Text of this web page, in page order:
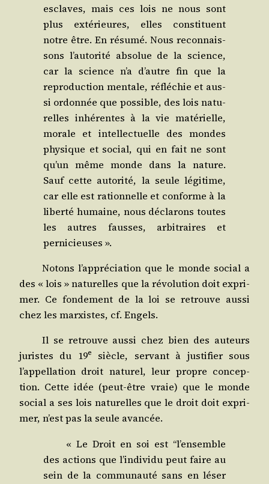
esclaves, mais ces lois ne nous sont
plus exté­rieures, elles consti­tuent
notre être. En résu­mé. Nous recon­nais­
sons l’autorité abso­lue de la science,
car la science n’a d’autre fin que la
repro­duc­tion men­tale, réflé­chie et aus­
si ordon­née que pos­sible, des lois natu­
relles inhé­rentes à la vie maté­rielle,
morale et intel­lec­tuelle des mondes
phy­sique et social, qui en fait ne sont
qu’un même monde dans la nature.
Sauf cette auto­ri­té, la seule légi­time,
car elle est ration­nelle et conforme à la
liber­té humaine, nous décla­rons toutes
les autres fausses, arbi­traires et
pernicieuses ».
Notons l’appréciation que le monde social a
des « lois » natu­relles que la révo­lu­tion doit expri­
mer. Ce fon­de­ment de la loi se retrouve aus­si
chez les mar­xistes, cf. Engels.
Il se retrouve aus­si chez bien des auteurs
juristes du 19e
siècle, ser­vant à jus­ti­fier sous
l’appellation droit natu­rel, leur propre concep­
tion. Cette idée (peut-être vraie) que le monde
social a ses lois natu­relles que le droit doit expri­
mer, n’est pas la seule avancée.
« Le Droit en soi est “l’ensemble
des actions que l’individu peut faire au
sein de la com­mu­nau­té sans en léser